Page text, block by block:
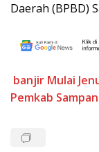
Daerah (BPBD)
banjir Mulai
Pemkab